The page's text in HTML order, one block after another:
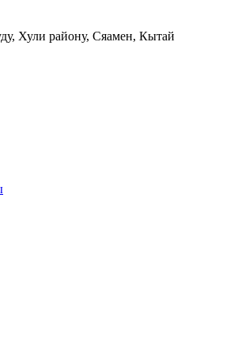
Хули району, Сяамен, Кытай